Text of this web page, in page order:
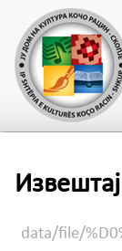
data/file/